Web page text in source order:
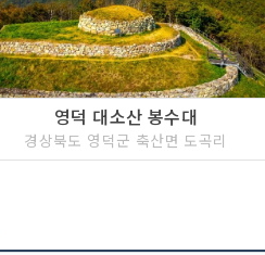
영덕 대소산 봉수대
경상북도 영덕군 축산면 도곡리